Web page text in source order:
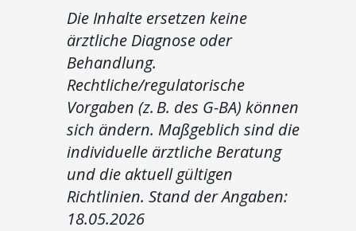
Die Inhalte ersetzen keine
ärztliche Diagnose oder
Behandlung.
Rechtliche/regulatorische
Vorgaben (z. B. des G-BA) können
sich ändern. Maßgeblich sind die
individuelle ärztliche Beratung
und die aktuell gültigen
Richtlinien. Stand der Angaben:
18.05.2026